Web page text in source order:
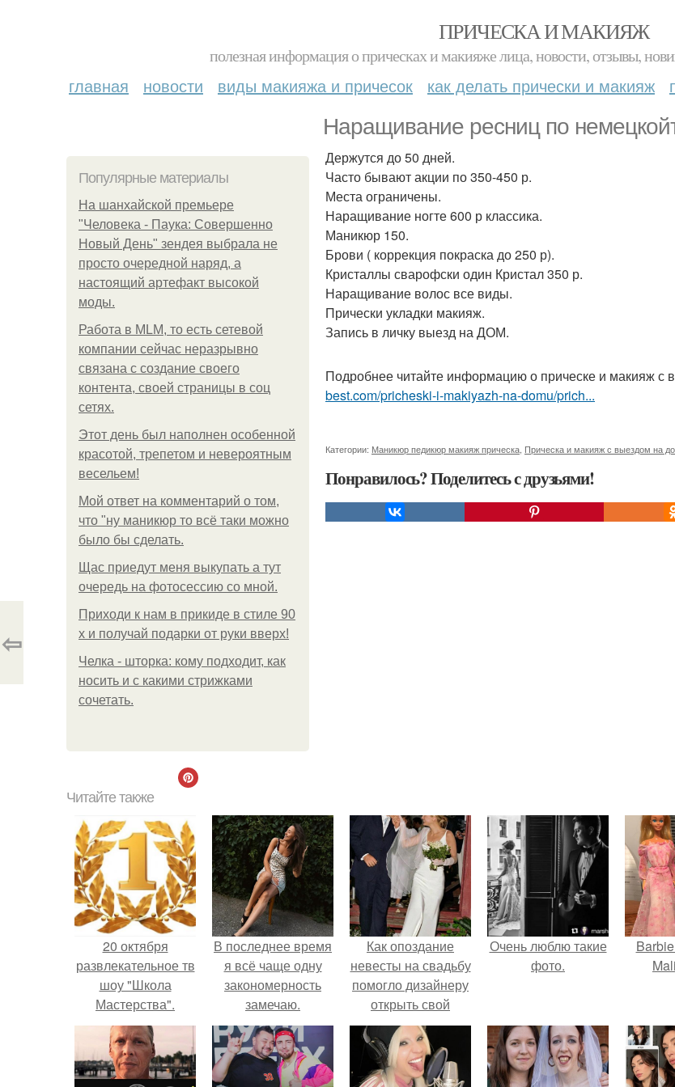
ПРИЧЕСКА И МАКИЯЖ
полезная информация о прическах и макияже лица, новости, отзывы,
главная новости виды макияжа и причесок как делать прически и макияж
Наращивание ресниц по
Популярные материалы
На шанхайской премьере
"Человека - Паука: Совершенно
Новый День" зендея выбрала не
просто очередной наряд, а
настоящий артефакт высокой
моды.
Работа в MLM, то есть сетевой
компании сейчас неразрывно
связана с создание своего
контента, своей страницы в соц
сетях.
Этот день был наполнен особенной
красотой, трепетом и невероятным
весельем!
Мой ответ на комментарий о том,
что "ну маникюр то всё таки можно
было бы сделать.
Щас приедут меня выкупать а тут
очередь на фотосессию со мной.
Приходи к нам в прикиде в стиле 90
х и получай подарки от руки вверх!
Челка - шторка: кому подходит, как
носить и с какими стрижками
сочетать.
Держутся до 50 дней.
Часто бывают акции по 350-450 р.
Места ограничены.
Наращивание ногте 600 р классика.
Маникюр 150.
Брови ( коррекция покраска до 250 р).
Кристаллы сварофски один Кристал 350 р.
Наращивание волос все виды.
Прически укладки макияж.
Запись в личку выезд на ДОМ.
Подробнее читайте информацию о прическе и макияж с
best.com/pricheski-i-makiyazh-na-domu/prich...
Категории: Маникюр педикюр макияж прическа Прическа и макияж с выездом на
Понравилось? Поделитесь с друзьями!
⇦
Читайте также
20 октября
развлекательное тв
шоу "Школа
Мастерства".
В последнее время
я всё чаще одну
закономерность
замечаю.
Как опоздание
невесты на свадьбу
помогло дизайнеру
открыть свой
бренд.
Очень люблю такие
фото.